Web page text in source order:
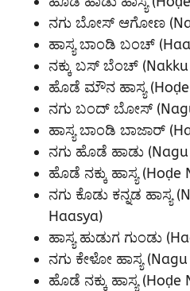
ನಗು ಬೋಸ್ ಆಗೋಣ
ಹಾಸ್ಯ ಬಾಂಡಿ ಬಂಚ್
ನಕ್ಕು ಬಸ್ ಬೆಂಚ್ (Nakku
ಹೊಡೆ ಮೌನ ಹಾಸ್ಯ (Hoḍe
ನಗು ಬಂದ್ ಬೋಸ್
ಹಾಸ್ಯ ಬಾಂಡಿ ಬಾಜಾರ್
ನಗು ಹೊಡೆ ಹಾಡು
ಹೊಡೆ ನಕ್ಕು ಹಾಸ್ಯ
ನಗು ಕೊಡು ಕನ್ನಡ ಹಾಸ್ಯ
Haasya)
ಹಾಸ್ಯ ಹುಡುಗ ಗುಂಡು
ನಗು ಕೇಳೋ ಹಾಸ್ಯ
ಹೊಡೆ ನಕ್ಕು ಹಾಸ್ಯ